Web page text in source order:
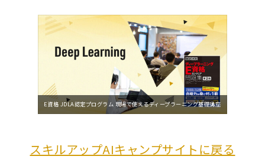
E資格 JDLA認定プログラム 現場で使えるディープラーニング基礎講座
スキルアップAIキャンプサイトに戻る